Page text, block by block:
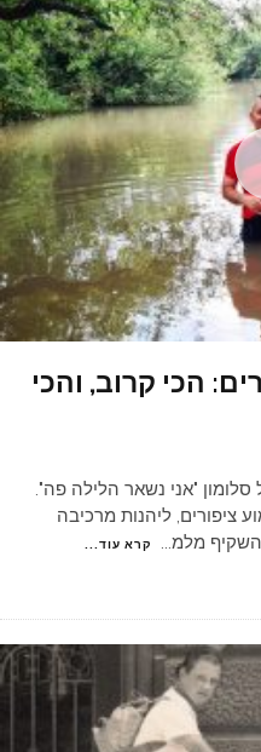
הכי קרוב, והכי
סלומון "אני נשאר הלילה פה".
ציפורים, ליהנות מרכיבה
מלמ... קרא עוד...